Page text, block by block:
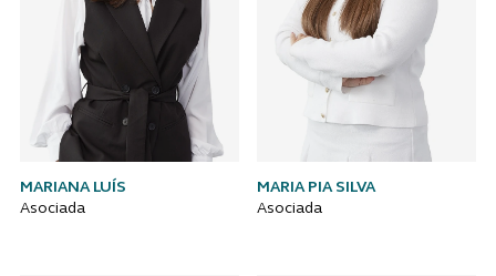
MARIANA LUÍS
Asociada
MARIA PIA SILVA
Asociada